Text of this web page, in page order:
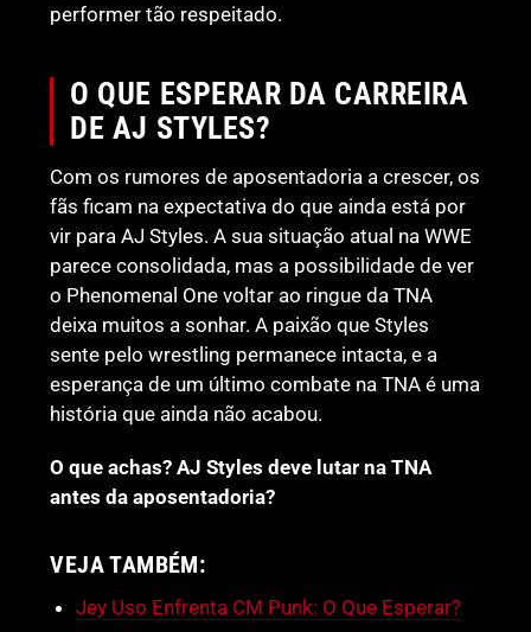
performer tão respeitado.
O QUE ESPERAR DA CARREIRA
DE AJ STYLES?
Com os rumores de aposentadoria a crescer, os
fãs ficam na expectativa do que ainda está por
vir para AJ Styles. A sua situação atual na WWE
parece consolidada, mas a possibilidade de ver
o Phenomenal One voltar ao ringue da TNA
deixa muitos a sonhar. A paixão que Styles
sente pelo wrestling permanece intacta, e a
esperança de um último combate na TNA é uma
história que ainda não acabou.
O que achas? AJ Styles deve lutar na TNA
antes da aposentadoria?
VEJA TAMBÉM:
Jey Uso Enfrenta CM Punk: O Que Esperar?